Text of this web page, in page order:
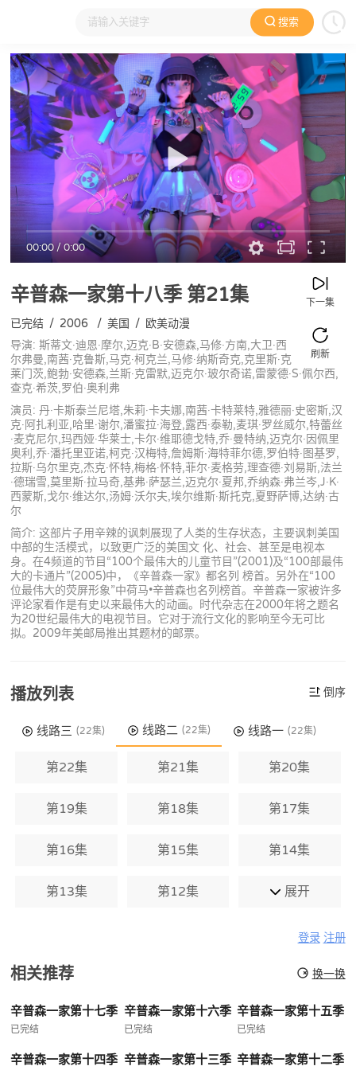
搜索
大家在看 日本动漫 国产动漫 欧美动漫 动漫电影
00:00/0:00
辛普森一家第十八季第21集 下一集
刷新
已完结 / 2006 / 美国 / 欧美动漫
导演: 斯蒂文·迪恩·摩尔,迈克·B·安德森,马修·方南,大卫·西
尔弗曼,南茜·克鲁斯,马克·柯克兰,马修·纳斯奇克,克里斯·克
莱门茨,鲍勃·安德森,兰斯·克雷默,迈克尔·玻尔奇诺,雷蒙德·S·佩尔西,
查克·希茨,罗伯·奥利弗
演员: 丹·卡斯泰兰尼塔,朱莉·卡夫娜,南茜·卡特莱特,雅德丽·史密斯,汉
克·阿扎利亚,哈里·谢尔,潘蜜拉·海登,露西·泰勒,麦琪·罗丝威尔,特蕾丝
·麦克尼尔,玛西娅·华莱士,卡尔·维耶德戈特,乔·曼特纳,迈克尔·因佩里
奥利,乔·潘托里亚诺,柯克·汉梅特,詹姆斯·海特菲尔德,罗伯特·图基罗,
拉斯·乌尔里克,杰克·怀特,梅格·怀特,菲尔·麦格劳,理查德·刘易斯,法兰
·德瑞雪,莫里斯·拉马奇,基弗·萨瑟兰,迈克尔·夏邦,乔纳森·弗兰岑,J·K·
西蒙斯,戈尔·维达尔,汤姆·沃尔夫,埃尔维斯·斯托克,夏野萨博,达纳·古
尔
简介: 这部片子用辛辣的讽刺展现了人类的生存状态，主要讽刺美国
中部的生活模式，以致更广泛的美国文 化、社会、甚至是电视本
身。在4频道的节目“100个最伟大的儿童节目”(2001)及“100部最伟
大的卡通片”(2005)中，《辛普森一家》都名列 榜首。另外在“100
位最伟大的荧屏形象”中荷马•辛普森也名列榜首。辛普森一家被许多
评论家看作是有史以来最伟大的动画。时代杂志在2000年将之题名
为20世纪最伟大的电视节目。它对于流行文化的影响至今无可比
拟。2009年美邮局推出其题材的邮票。
播放列表 倒序
线路三 (22集) 线路二 (22集) 线路一 (22集)
第22集 第21集 第20集
第19集 第18集 第17集
第16集 第15集 第14集
第13集 第12集 展开
登录 注册
相关推荐 换一换
辛普森一家第十七季
已完结
辛普森一家第十六季
已完结
辛普森一家第十五季
已完结
辛普森一家第十四季 辛普森一家第十三季 辛普森一家第十二季